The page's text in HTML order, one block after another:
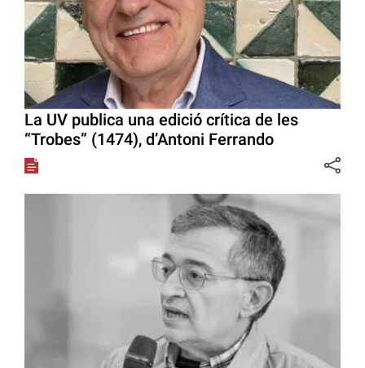
La UV publica una edició crítica de les
“Trobes” (1474), d’Antoni Ferrando